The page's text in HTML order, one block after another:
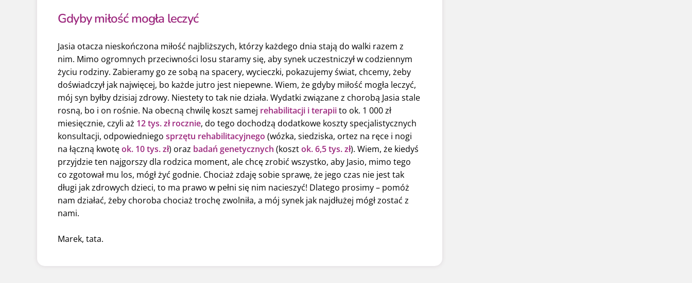
Gdyby miłość mogła leczyć
Jasia otacza nieskończona miłość najbliższych, którzy każdego dnia stają do walki razem z
nim. Mimo ogromnych przeciwności losu staramy się, aby synek uczestniczył w codziennym
życiu rodziny. Zabieramy go ze sobą na spacery, wycieczki, pokazujemy świat, chcemy, żeby
doświadczył jak najwięcej, bo każde jutro jest niepewne. Wiem, że gdyby miłość mogła leczyć,
mój syn byłby dzisiaj zdrowy. Niestety to tak nie działa. Wydatki związane z chorobą Jasia stale
rosną, bo i on rośnie. Na obecną chwilę koszt samej rehabilitacji i terapiito ok. 1 000 zł
miesięcznie, czyli aż 12 tys. zł rocznie, do tego dochodzą dodatkowe koszty specjalistycznych
konsultacji, odpowiedniego sprzętu rehabilitacyjnego (wózka, siedziska, ortez na ręce i nogi
na łączną kwotęok. 10 tys. zł) oraz badań genetycznych (kosztok. 6,5 tys. zł). Wiem, że kiedyś
przyjdzie ten najgorszy dla rodzica moment, ale chcę zrobić wszystko, aby Jasio, mimo tego
co zgotował mu los, mógł żyć godnie. Chociaż zdaję sobie sprawę, że jego czas nie jest tak
długi jak zdrowych dzieci, to ma prawo w pełni się nim nacieszyć! Dlatego prosimy – pomóż
nam działać, żeby choroba chociaż trochę zwolniła, a mój synek jak najdłużej mógł zostać z
nami.
Marek, tata.